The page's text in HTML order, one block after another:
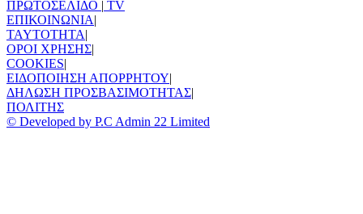
ΠΡΩΤΟΣΕΛΙΔΟ | TV
ΕΠΙΚΟΙΝΩΝΙΑ|
TAYTOTHTA|
ΟΡΟΙ ΧΡΗΣΗΣ|
COOKIES|
ΕΙΔΟΠΟΙΗΣΗ ΑΠΟΡΡΗΤΟΥ|
ΔΗΛΩΣΗ ΠΡΟΣΒΑΣΙΜΟΤΗΤΑΣ|
ΠΟΛΙΤΗΣ
© Developed by P.C Admin 22 Limited